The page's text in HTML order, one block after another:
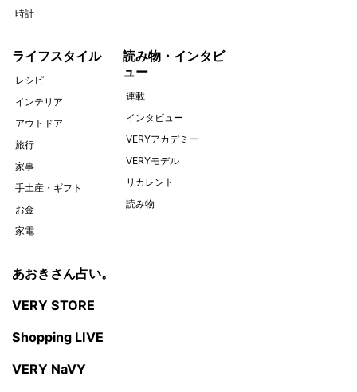
時計
ライフスタイル
レシピ
インテリア
アウトドア
旅行
家事
手土産・ギフト
お金
家電
読み物・インタビ
ュー
連載
インタビュー
VERYアカデミー
VERYモデル
リカレント
読み物
あおきさん占い。
VERY STORE
Shopping LIVE
VERY NaVY